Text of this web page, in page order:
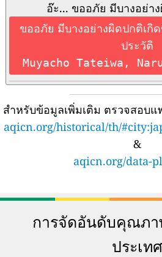
อ๊ะ... ขออภัย มีบางอย่า
ขออภัย มีบางอย่างผิดปกติเ
ประวัติ
Muyacho Tateiwa,
สำหรับข้อมูลเพิ่มเติม ตรวจสอบ
aqicn.org/historical/th/
&
aqicn.org/data-
การจัดอันดับคุณภา
ประเทศ